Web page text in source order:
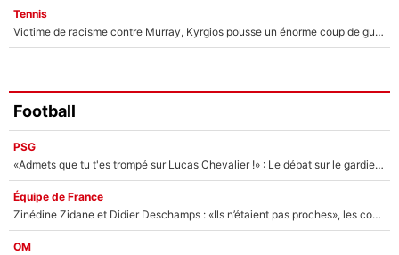
Tennis
Victime de racisme contre Murray, Kyrgios pousse un énorme coup de gueule !
Football
PSG
«Admets que tu t'es trompé sur Lucas Chevalier !» : Le débat sur le gardien du PSG vire au clash à l'After Foot
Équipe de France
Zinédine Zidane et Didier Deschamps : «Ils n’étaient pas proches», les confidences d’un membre de l’équipe de France 1998 sur leur relation spéciale
OM